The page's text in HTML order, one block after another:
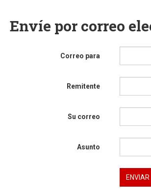
Envíe por correo
Correo para
Remitente
Su correo
Asunto
ENVIAR